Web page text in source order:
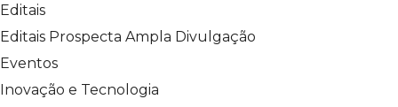
Editais
Editais Prospecta Ampla Divulgação
Eventos
Inovação e Tecnologia